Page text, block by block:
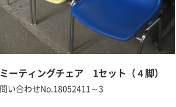
ミーティングチェア 1セット（４脚）
問い合わせNo.18052411～3